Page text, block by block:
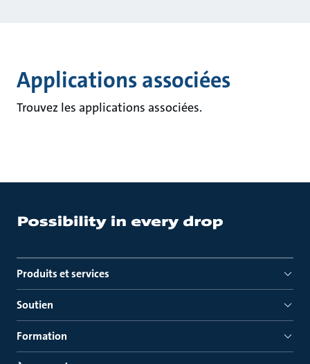
Applications associées
Trouvez les applications associées.
Produits et services
Soutien
Formation